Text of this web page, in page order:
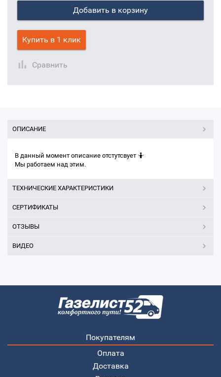
Добавить в корзину
Купить в 1 клик
Сравнить
ОПИСАНИЕ
В данный момент описание отстутсвует 🤷
Мы работаем над этим.
ТЕХНИЧЕСКИЕ ХАРАКТЕРИСТИКИ
СЕРТИФИКАТЫ
ОТЗЫВЫ
ВИДЕО
Покупателям
Оплата
Доставка